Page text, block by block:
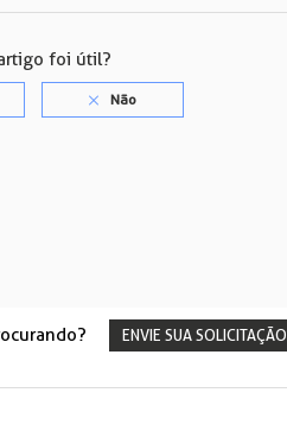
foi útil?
ENVIE SUA SOLICITAÇÃO